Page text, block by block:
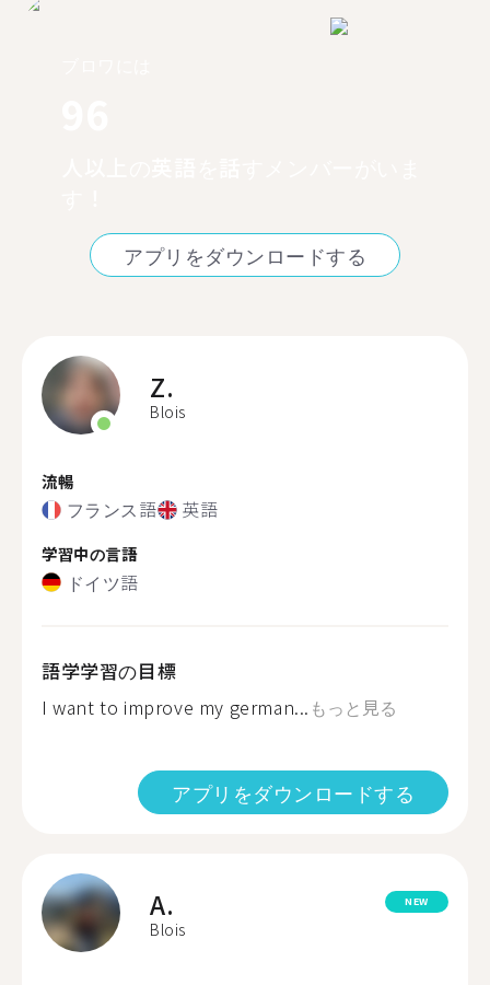
アプリをダウンロードする
Z.
Blois
流暢
フランス語 英語
学習中の言語
ドイツ語
語学学習の目標
I want to improve my german... もっと見る
アプリをダウンロードする
A.
Blois
NEW